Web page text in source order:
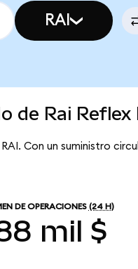
RAI
de Rai Reflex
Con un suministro
DE OPERACIONES (24 H)
mil $